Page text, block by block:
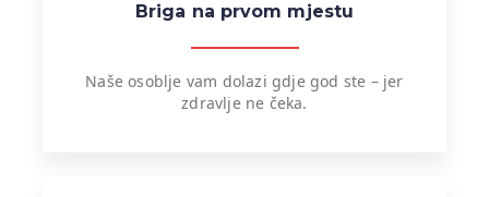
Briga na prvom mjestu
Naše osoblje vam dolazi gdje god ste – jer
zdravlje ne čeka.